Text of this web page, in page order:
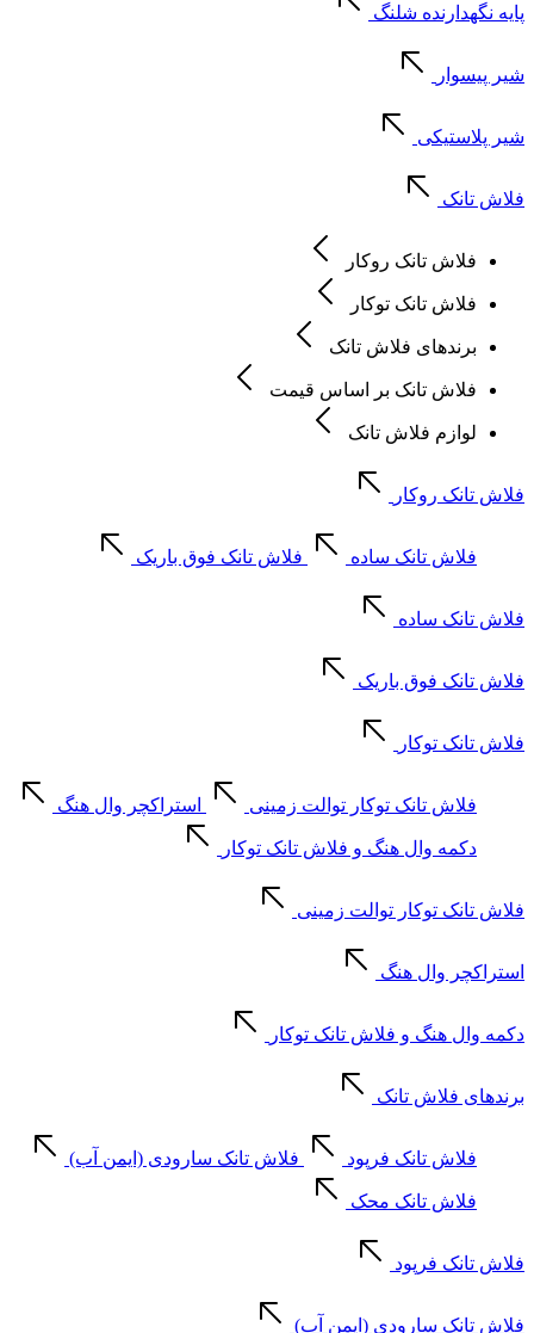
پایه نگهدارنده شلنگ
شیر پیسوار
شیر پلاستیکی
فلاش تانک
فلاش تانک روکار
فلاش تانک توکار
برندهای فلاش تانک
فلاش تانک بر اساس قیمت
لوازم فلاش تانک
فلاش تانک روکار
فلاش تانک ساده فلاش تانک فوق باریک
فلاش تانک ساده
فلاش تانک فوق باریک
فلاش تانک توکار
فلاش تانک توکار توالت زمینی استراکچر وال هنگ
دکمه وال هنگ و فلاش تانک توکار
فلاش تانک توکار توالت زمینی
استراکچر وال هنگ
دکمه وال هنگ و فلاش تانک توکار
برندهای فلاش تانک
فلاش تانک فرپود فلاش تانک سارودی (ایمن آب)
فلاش تانک محک
فلاش تانک فرپود
فلاش تانک سارودی (ایمن آب)